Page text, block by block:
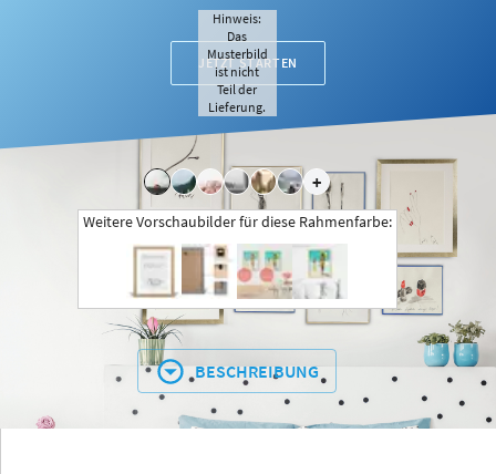
JETZT STARTEN
+
Hinweis:
Das
Musterbild
ist nicht
Teil der
Lieferung.
Weitere Vorschaubilder für diese Rahmenfarbe:
BESCHREIBUNG